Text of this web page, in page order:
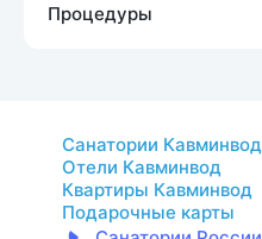
Процедуры
Санатории Кавминвод
Отели Кавминвод
Квартиры Кавминвод
Подарочные карты